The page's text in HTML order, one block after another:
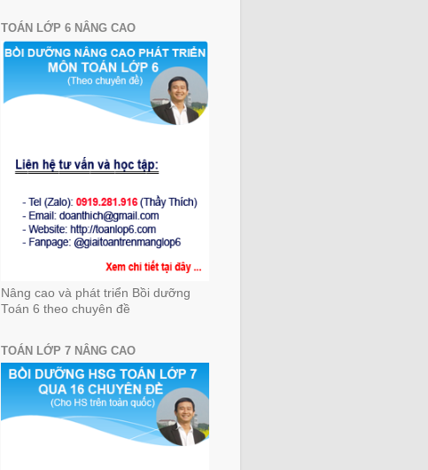
TOÁN LỚP 6 NÂNG CAO
Nâng cao và phát triển Bồi dưỡng
Toán 6 theo chuyên đề
TOÁN LỚP 7 NÂNG CAO